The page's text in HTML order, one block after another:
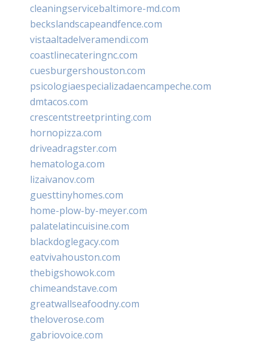
cleaningservicebaltimore-md.com
beckslandscapeandfence.com
vistaaltadelveramendi.com
coastlinecateringnc.com
cuesburgershouston.com
psicologiaespecializadaencampeche.com
dmtacos.com
crescentstreetprinting.com
hornopizza.com
driveadragster.com
hematologa.com
lizaivanov.com
guesttinyhomes.com
home-plow-by-meyer.com
palatelatincuisine.com
blackdoglegacy.com
eatvivahouston.com
thebigshowok.com
chimeandstave.com
greatwallseafoodny.com
theloverose.com
gabriovoice.com